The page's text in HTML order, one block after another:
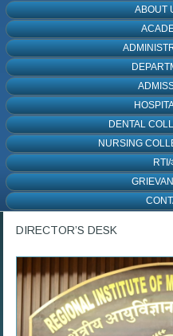
ABOUT
DENTAL
NURSING
DIRECTOR’S DESK